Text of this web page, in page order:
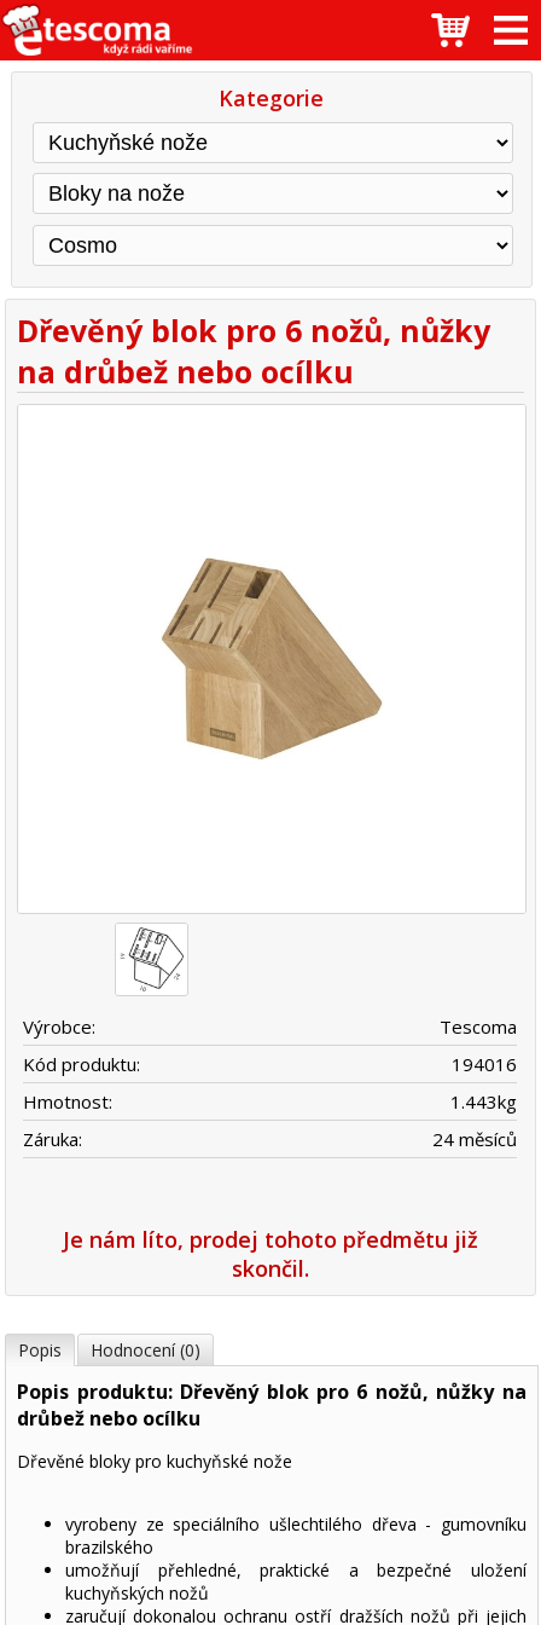
Kategorie
Dřevěný blok pro 6 nožů, nůžky
na drůbež nebo ocílku
Výrobce:
Tescoma
Kód produktu:
194016
Hmotnost:
1.443kg
Záruka:
24 měsíců
Je nám líto, prodej tohoto předmětu již
skončil.
Popis Hodnocení (0)
Popis produktu: Dřevěný blok pro 6 nožů, nůžky na
drůbež nebo ocílku
Dřevěné bloky pro kuchyňské nože
vyrobeny ze speciálního ušlechtilého dřeva - gumovníku
brazilského
umožňují přehledné, praktické a bezpečné uložení
kuchyňských nožů
zaručují dokonalou ochranu ostří dražších nožů při jejich